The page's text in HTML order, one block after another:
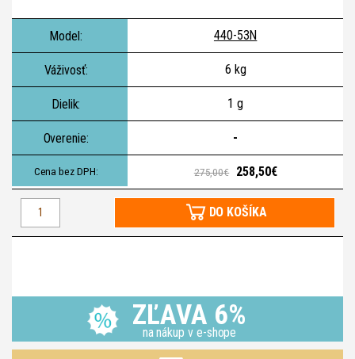
440-53N
6 kg
1 g
-
275,00€ 258,50€
DO KOŠÍKA
ZĽAVA 6%
na nákup v e-shope